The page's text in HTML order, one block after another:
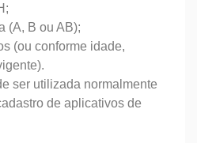
(A, B ou AB);
(ou conforme idade,
ser utilizada normalmente
de aplicativos de